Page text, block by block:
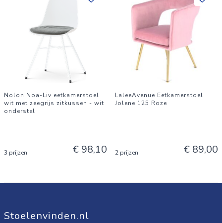
Nolon Noa-Liv eetkamerstoel
wit met zeegrijs zitkussen - wit
onderstel
3 prijzen € 98,10
LaleeAvenue Eetkamerstoel
Jolene 125 Roze
2 prijzen € 89,00
Stoelenvinden.nl